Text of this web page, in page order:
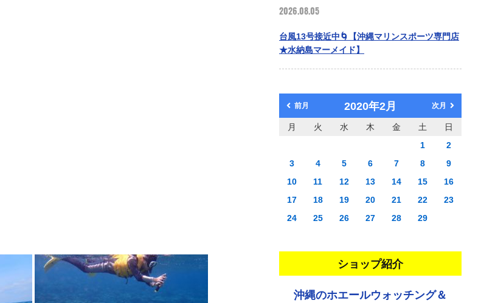
2026.08.05
台風13号接近中🌀【沖縄マリンスポーツ専門店
★水納島マーメイド】
前月 2020年2月 次月
月 火 水 木 金 土
日
1
2
3
4 5 6 7 8
9
10
11 12 13 14 15
16
17
18 19 20 21 22
23
24
25 26 27 28 29
ショップ紹介
沖縄のホエールウォッチング＆